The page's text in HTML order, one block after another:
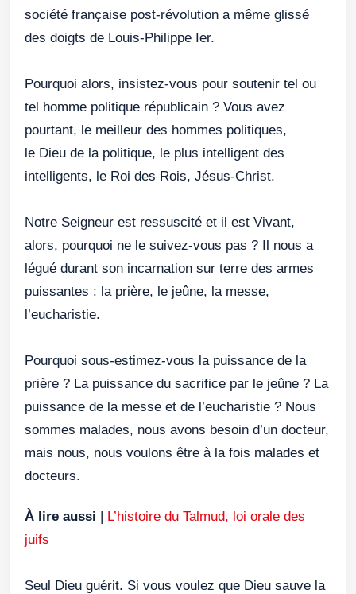
société française post-révolution a même glissé
des doigts de Louis-Philippe Ier.
Pourquoi alors, insistez-vous pour soutenir tel ou
tel homme politique républicain ? Vous avez
pourtant, le meilleur des hommes politiques,
le Dieu de la politique, le plus intelligent des
intelligents, le Roi des Rois, Jésus-Christ.
Notre Seigneur est ressuscité et il est Vivant,
alors, pourquoi ne le suivez-vous pas ? Il nous a
légué durant son incarnation sur terre des armes
puissantes : la prière, le jeûne, la messe,
l’eucharistie.
Pourquoi sous-estimez-vous la puissance de la
prière ? La puissance du sacrifice par le jeûne ? La
puissance de la messe et de l’eucharistie ? Nous
sommes malades, nous avons besoin d’un docteur,
mais nous, nous voulons être à la fois malades et
docteurs.
À lire aussi | L’histoire du Talmud, loi orale des
juifs
Seul Dieu guérit. Si vous voulez que Dieu sauve la